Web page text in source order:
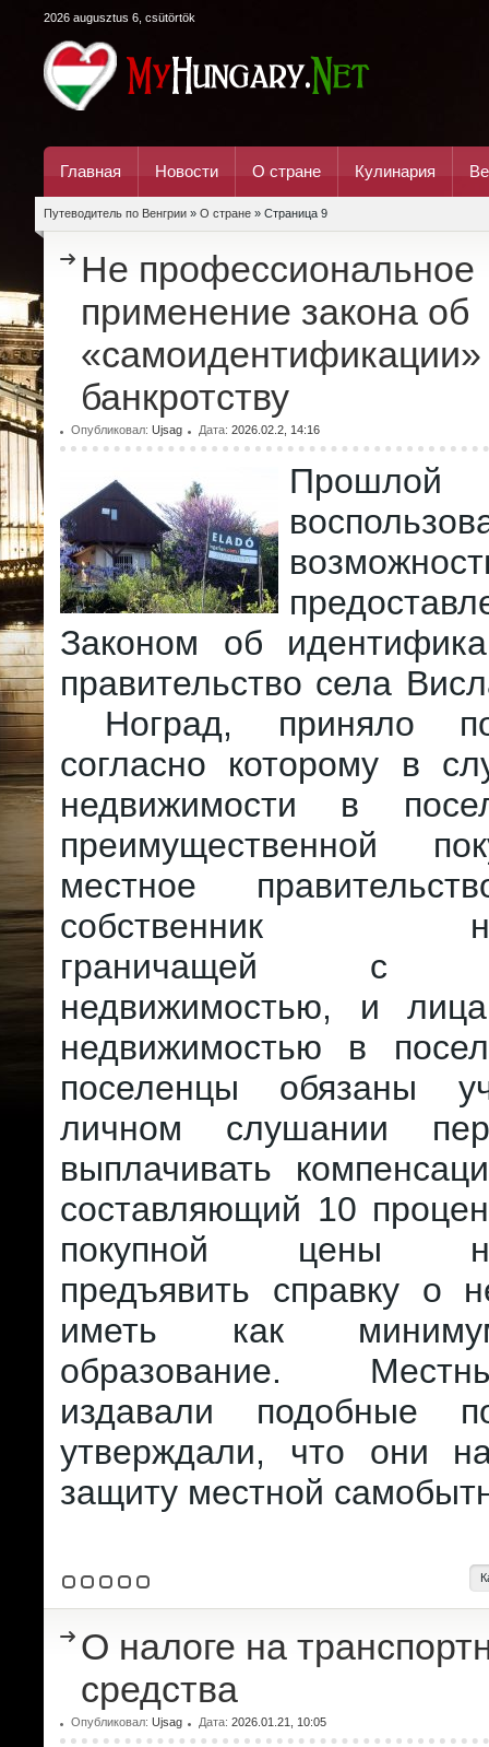
2026 augusztus 6, csütörtök
Главная Новости О стране Кулинария
Путеводитель по Венгрии » О стране » Страница 9
Не профессиональное
применение закона об
«самоидентификации»
банкротству
Опубликовал: Ujsag Дата: 2026.02.2, 14:16
Законом об
правительство села
Ноград, приняло
согласно которому в
недвижимости в
преимущественной
местное
собственник
граничащей с
недвижимостью, и
недвижимостью в
поселенцы обязаны
личном слушании
выплачивать
составляющий 10
покупной цены
предъявить справку о
иметь как
образование.
издавали подобные
утверждали, что они
защиту местной
О налоге на
средства
Опубликовал: Ujsag Дата: 2026.01.21, 10:05